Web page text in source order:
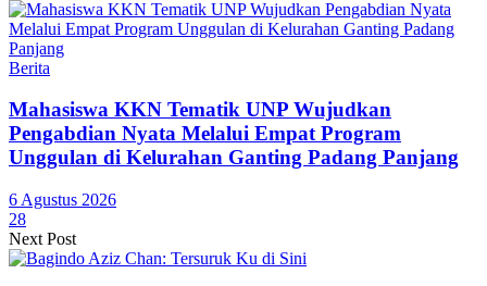
Berita
Mahasiswa KKN Tematik UNP Wujudkan
Pengabdian Nyata Melalui Empat Program
Unggulan di Kelurahan Ganting Padang Panjang
6 Agustus 2026
28
Next Post